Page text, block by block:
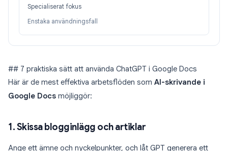
Specialiserat fokus
Enstaka användningsfall
## 7 praktiska sätt att använda ChatGPT i Google Docs
Här är de mest effektiva arbetsflöden som AI-skrivande i
Google Docs möjliggör:
1. Skissa blogginlägg och artiklar
Ange ett ämne och nyckelpunkter, och låt GPT generera ett